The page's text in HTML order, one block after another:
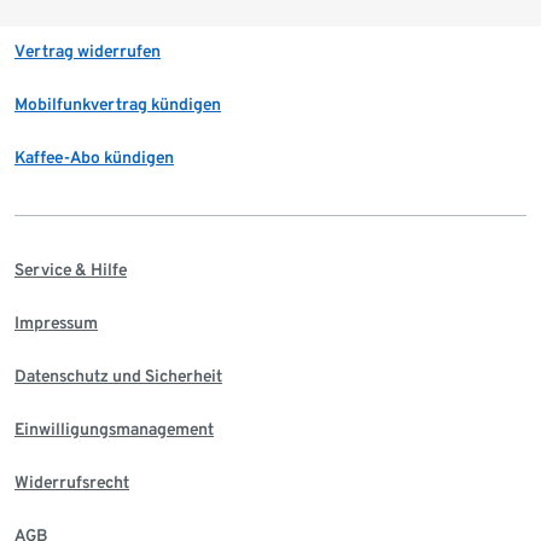
Vertrag widerrufen
Mobilfunkvertrag kündigen
Kaffee-Abo kündigen
Service & Hilfe
Impressum
Datenschutz und Sicherheit
Einwilligungsmanagement
Widerrufsrecht
AGB